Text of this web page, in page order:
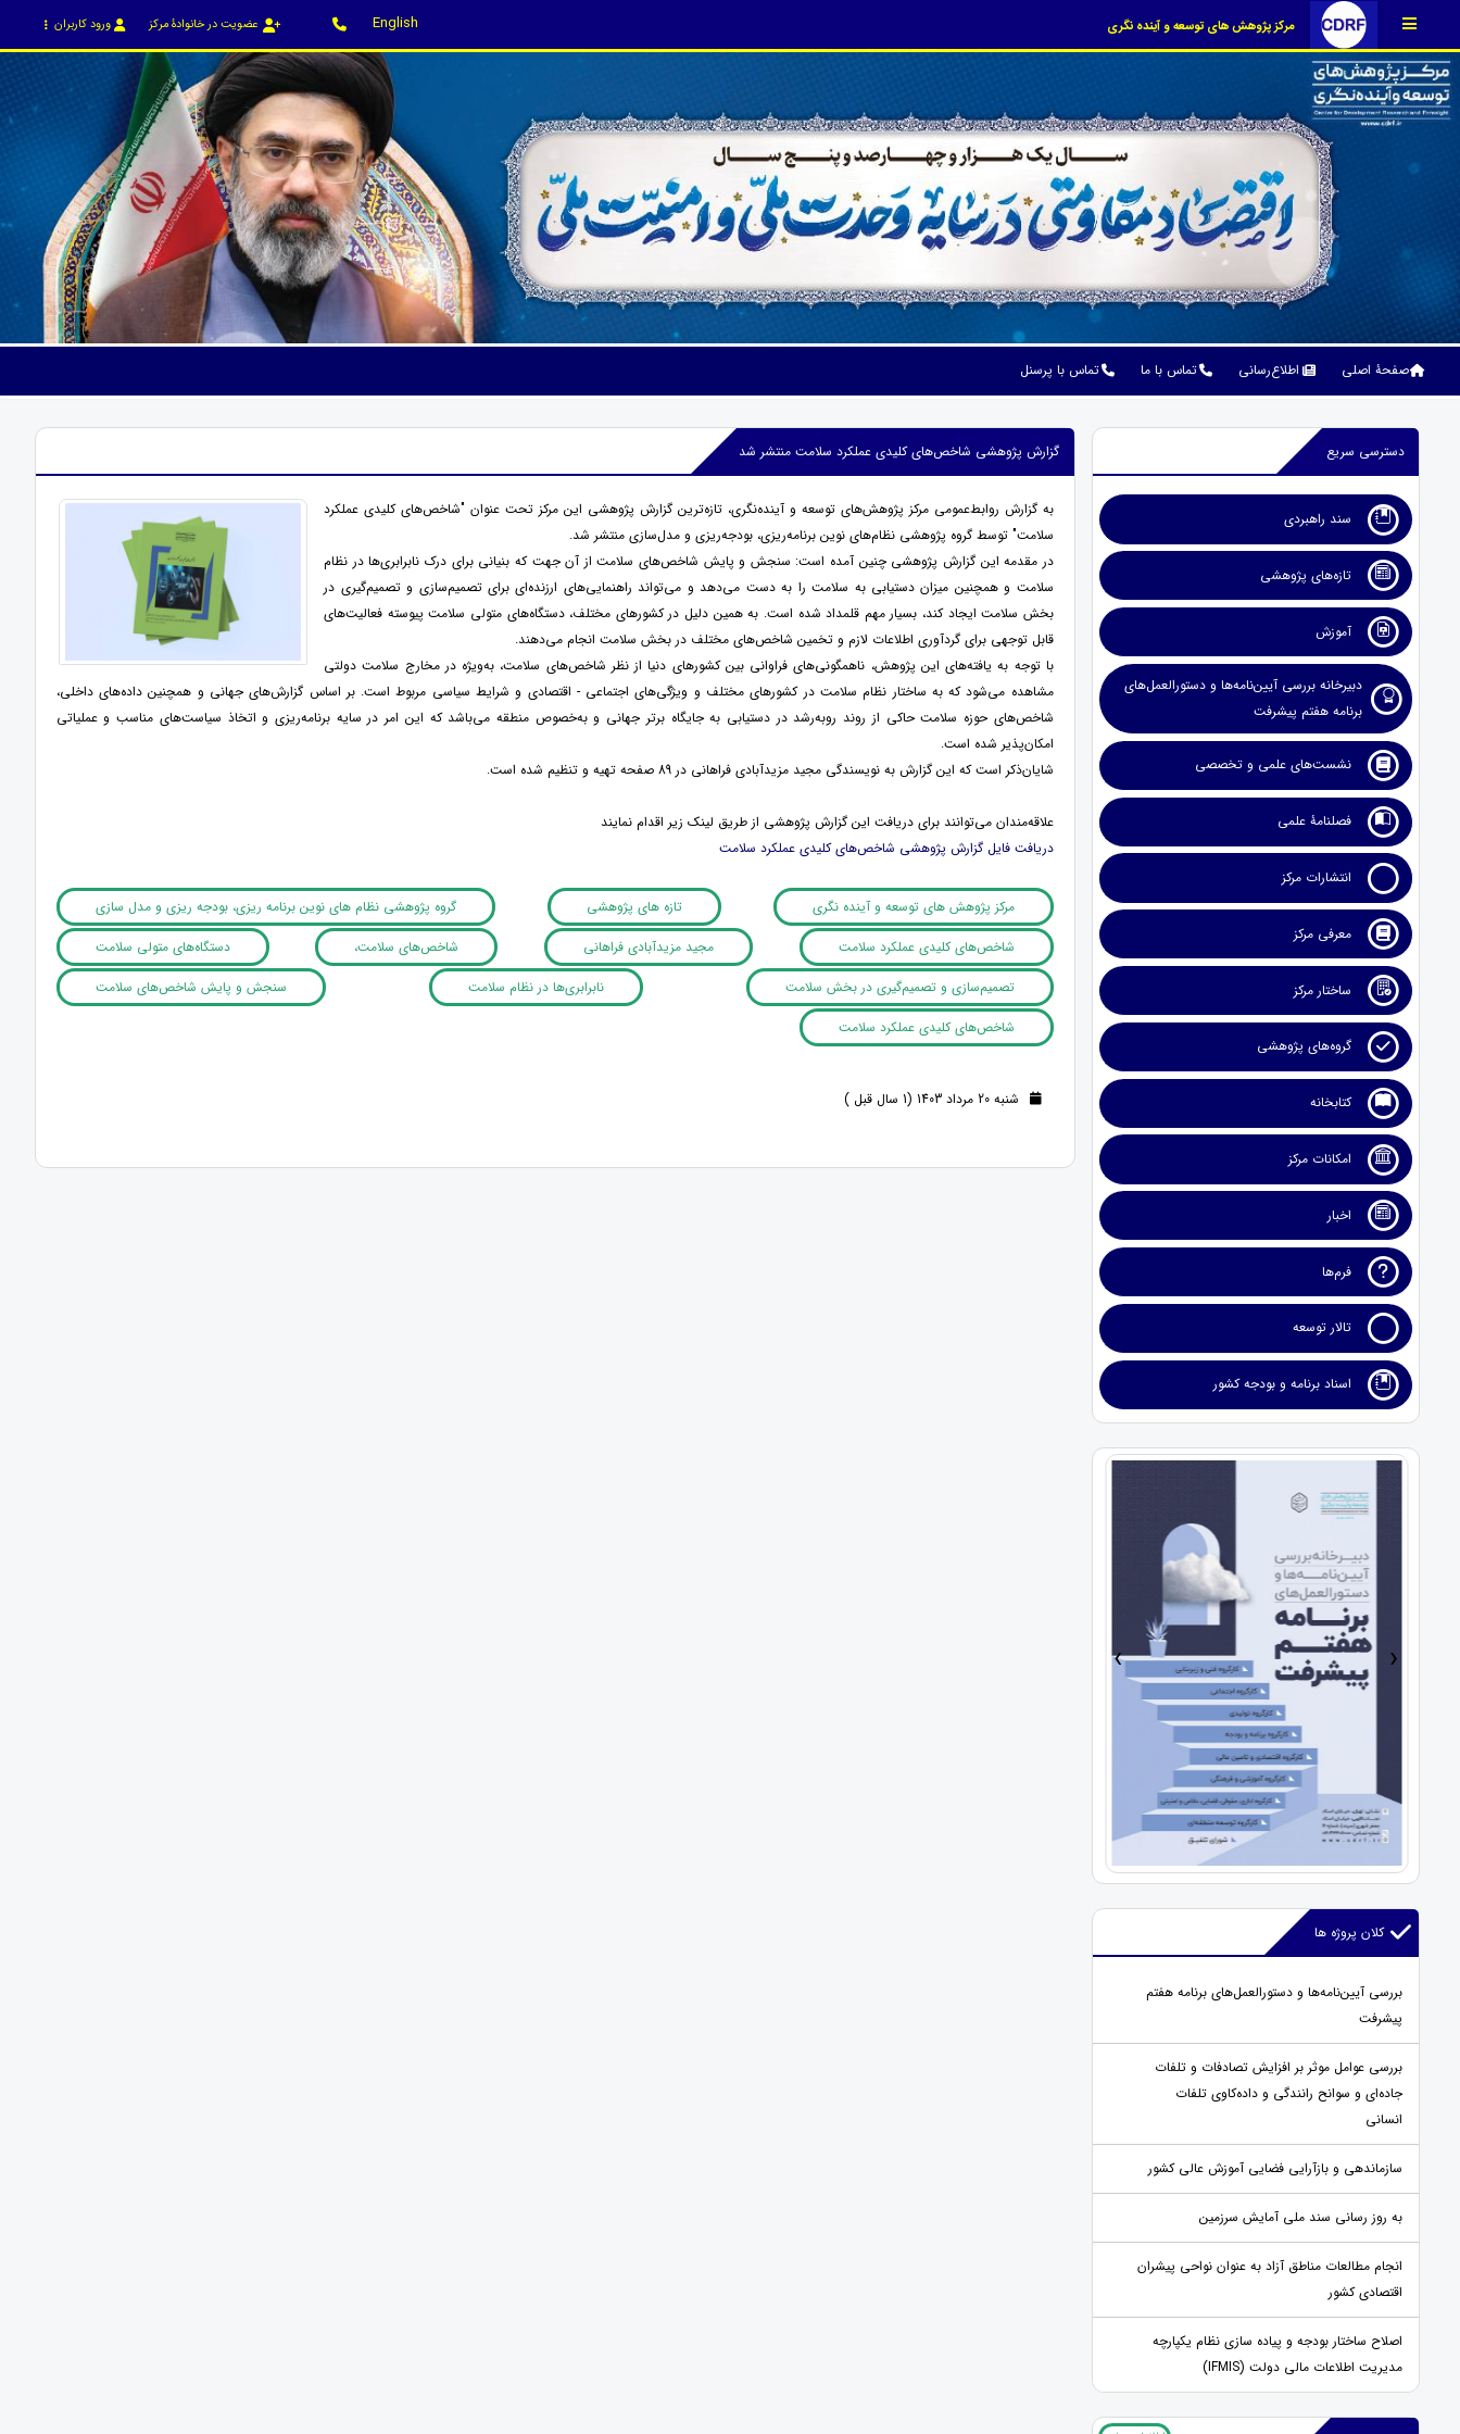
مرکز پژوهش های توسعه و آینده نگری English عضویت در خانوادۀ مرکز ورود کاربران
صفحۀ اصلی اطلاع‌رسانی تماس با ما تماس با پرسنل
دسترسی سریع
سند راهبردی
تازه‌های پژوهشی
آموزش
دبیرخانه بررسی آیین‌نامه‌ها و دستورالعمل‌های
برنامه هفتم پیشرفت
نشست‌های علمی و تخصصی
فصلنامۀ علمی
انتشارات مرکز
معرفی مرکز
ساختار مرکز
گروه‌های پژوهشی
کتابخانه
امکانات مرکز
اخبار
فرم‌ها
تالار توسعه
اسناد برنامه و بودجه کشور
› ‹
کلان پروژه ها
بررسی آیین‌نامه‌ها و دستورالعمل‌های برنامه هفتم
پیشرفت
بررسی عوامل موثر بر افزایش تصادفات و تلفات
جاده‌ای و سوانح رانندگی و داده‌کاوی تلفات
انسانی
سازماندهی و بازآرایی فضایی آموزش عالی کشور
به روز رسانی سند ملی آمایش سرزمین
انجام مطالعات مناطق آزاد به عنوان نواحی پیشران
اقتصادی کشور
اصلاح ساختار بودجه و پیاده سازی نظام یکپارچه
مدیریت اطلاعات مالی دولت (IFMIS)
گزارش پژوهشی شاخص‌های کلیدی عملکرد سلامت منتشر شد
به گزارش روابط‌عمومی مرکز پژوهش‌های توسعه و آینده‌نگری، تازه‌ترین گزارش پژوهشی این مرکز تحت عنوان "شاخص‌های کلیدی عملکرد
سلامت" توسط گروه پژوهشی نظام‌های نوین برنامه‌ریزی، بودجه‌ریزی و مدل‌سازی منتشر شد.
در مقدمه این گزارش پژوهشی چنین آمده است: سنجش و پایش شاخص‌های سلامت از آن جهت که بنیانی برای درک نابرابری‌ها در نظام
سلامت و همچنین میزان دستیابی به سلامت را به دست می‌دهد و می‌تواند راهنمایی‌های ارزنده‌ای برای تصمیم‌سازی و تصمیم‌گیری در
بخش سلامت ایجاد کند، بسیار مهم قلمداد شده است. به همین دلیل در کشورهای مختلف، دستگاه‌های متولی سلامت پیوسته فعالیت‌های
قابل توجهی برای گردآوری اطلاعات لازم و تخمین شاخص‌های مختلف در بخش سلامت انجام می‌دهند.
با توجه به یافته‌های این پژوهش، ناهمگونی‌های فراوانی بین کشورهای دنیا از نظر شاخص‌های سلامت، به‌ویژه در مخارج سلامت دولتی
مشاهده می‌شود که به ساختار نظام سلامت در کشورهای مختلف و ویژگی‌های اجتماعی - اقتصادی و شرایط سیاسی مربوط است. بر اساس گزارش‌های جهانی و همچنین داده‌های داخلی،
شاخص‌های حوزه سلامت حاکی از روند روبه‌رشد در دستیابی به جایگاه برتر جهانی و به‌خصوص منطقه می‌باشد که این امر در سایه برنامه‌ریزی و اتخاذ سیاست‌های مناسب و عملیاتی
امکان‌پذیر شده است.
شایان‌ذکر است که این گزارش به نویسندگی مجید مزیدآبادی فراهانی در 89 صفحه تهیه و تنظیم شده است.
علاقه‌مندان می‌توانند برای دریافت این گزارش پژوهشی از طریق لینک زیر اقدام نمایند
دریافت فایل گزارش پژوهشی شاخص‌های کلیدی عملکرد سلامت
مرکز پژوهش های توسعه و آینده نگری تازه های پژوهشی
گروه پژوهشی نظام های نوین برنامه ریزی، بودجه ریزی و مدل سازی
شاخص‌های کلیدی عملکرد سلامت
مجید مزیدآبادی فراهانی شاخص‌های سلامت،
دستگاه‌های متولی سلامت
تصمیم‌سازی و تصمیم‌گیری در بخش سلامت
نابرابری‌ها در نظام سلامت
سنجش و پایش شاخص‌های سلامت
شاخص‌های کلیدی عملکرد سلامت
شنبه 20 مرداد 1403 (1 سال قبل )